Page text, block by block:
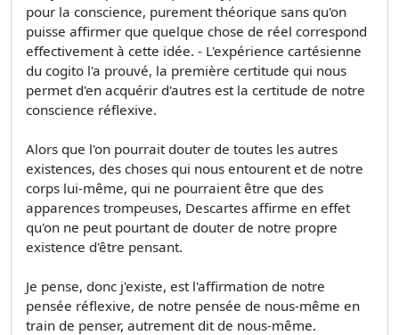
pour la conscience, purement théorique sans qu'on
puisse affirmer que quelque chose de réel correspond
effectivement à cette idée. - L'expérience cartésienne
du cogito l'a prouvé, la première certitude qui nous
permet d'en acquérir d'autres est la certitude de notre
conscience réflexive.
Alors que l'on pourrait douter de toutes les autres
existences, des choses qui nous entourent et de notre
corps lui-même, qui ne pourraient être que des
apparences trompeuses, Descartes affirme en effet
qu'on ne peut pourtant de douter de notre propre
existence d'être pensant.
Je pense, donc j'existe, est l'affirmation de notre
pensée réflexive, de notre pensée de nous-même en
train de penser, autrement dit de nous-même.